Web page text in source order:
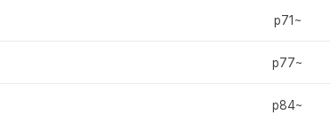
p71~
p77~
p84~